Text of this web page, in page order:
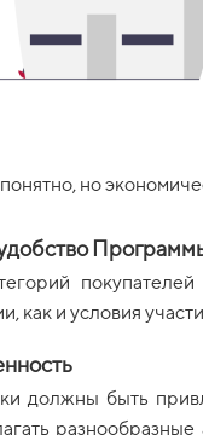
но
как и условия
должны быть